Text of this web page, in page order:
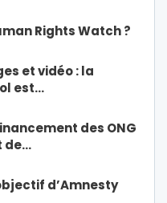
Rights Watch ?
et vidéo : la
est…
des ONG
de…
d’Amnesty